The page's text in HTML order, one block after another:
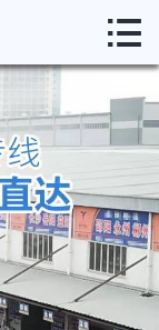
华北地区
华东地区
东北地区
华中地区
